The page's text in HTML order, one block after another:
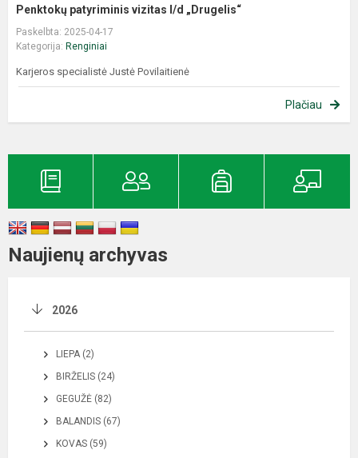
Penktokų patyriminis vizitas l/d „Drugelis“
Paskelbta: 2025-04-17
Kategorija: Renginiai
Karjeros specialistė Justė Povilaitienė
Plačiau
Naujienų archyvas
2026
LIEPA (2)
BIRŽELIS (24)
GEGUŽĖ (82)
BALANDIS (67)
KOVAS (59)